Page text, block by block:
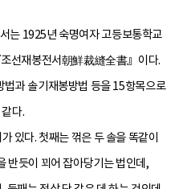
는 1925년 숙명여자 고등보통학교
선재봉전서朝鮮裁縫全書』이다.
법과 솔기재봉방법 등을 15항목으로
다.
있다. 첫째는 꺾은 두 솔을 똑같이
반듯이 꾀어 잡아당기는 법인데,